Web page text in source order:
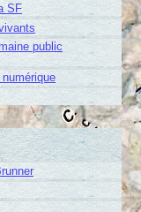
SF
public